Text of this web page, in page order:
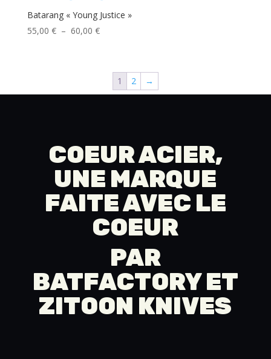
Batarang « Young Justice »
55,00 € – 60,00 €Plage
55,00 €
1 2 →
COEUR ACIER,
UNE MARQUE
FAITE AVEC LE
COEUR
PAR
BATFACTORYET
ZITOON KNIVES